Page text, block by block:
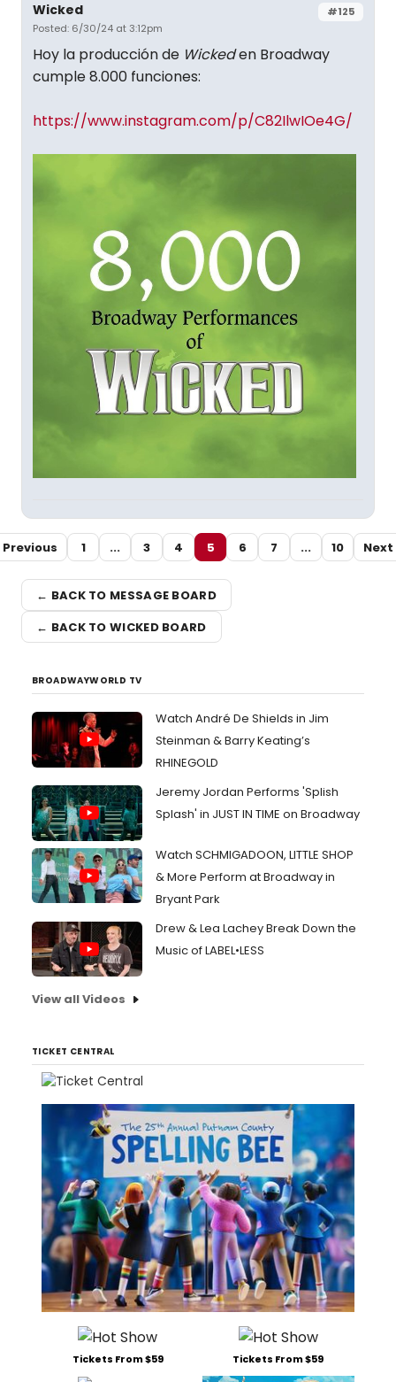
#125
Wicked
Posted: 6/30/24 at 3:12pm
Hoy la producción de Wickeden Broadway
cumple 8.000 funciones:
https://www.instagram.com/p/C82IlwIOe4G/
Previous 1 ... 3 4 5 6 7 ... 10 Next
← BACK TO MESSAGE BOARD
← BACK TO WICKED BOARD
BROADWAYWORLD TV
Watch André De Shields in Jim
Steinman & Barry Keating’s
RHINEGOLD
Jeremy Jordan Performs 'Splish
Splash' in JUST IN TIME on Broadway
Watch SCHMIGADOON, LITTLE SHOP
& More Perform at Broadway in
Bryant Park
Drew & Lea Lachey Break Down the
Music of LABEL•LESS
View all Videos
TICKET CENTRAL
Tickets From $59 Tickets From $59